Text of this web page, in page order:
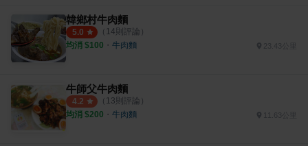
韓鄉村牛肉麵
5.0 （ 14則評論）
均消 $100 ・ 牛肉麵 23.43公里
牛師父牛肉麵
4.2 （ 13則評論）
均消 $200 ・ 牛肉麵